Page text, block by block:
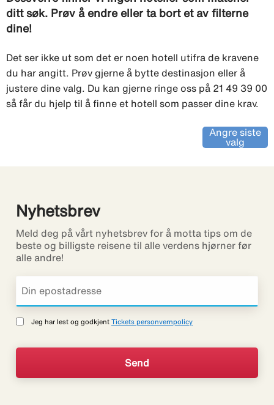
ditt søk. Prøv å endre eller ta bort et av filterne
dine!
Det ser ikke ut som det er noen hotell utifra de kravene
du har angitt. Prøv gjerne å bytte destinasjon eller å
justere dine valg. Du kan gjerne ringe oss på 21 49 39 00
så får du hjelp til å finne et hotell som passer dine krav.
Angre siste
valg
Nyhetsbrev
Meld deg på vårt nyhetsbrev for å motta tips om de
beste og billigste reisene til alle verdens hjørner før
alle andre!
Jeg har lest og godkjent Tickets personvernpolicy